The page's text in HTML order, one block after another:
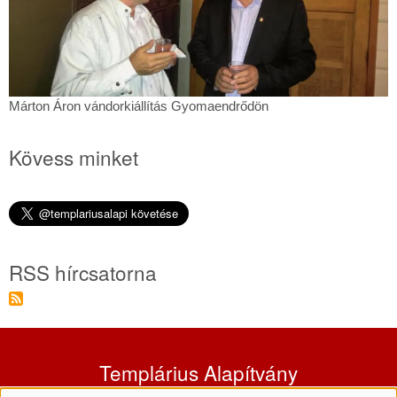
Márton
Gyomaendrődön
Márton Áron vándorkiállítás Gyomaendrődön
Kövess minket
RSS hírcsatorna
Templárius Alapítvány